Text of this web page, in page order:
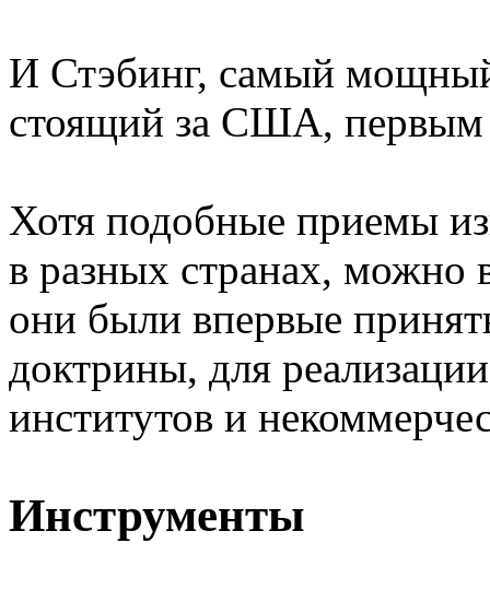
И Стэбинг, самый
стоящий за США, первым
Хотя подобные приемы
в разных странах,
они были впервые
доктрины, для
институтов и
Инструменты